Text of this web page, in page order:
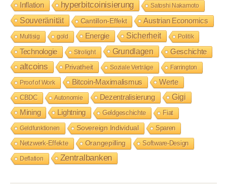
Inflation hyperbitcoinisierung Satoshi Nakamoto
Souveränität Cantillon-Effekt Austrian Economics
Multisig gold Energie Sicherheit Politik
Technologie Strolight Grundlagen Geschichte
altcoins Privatheit Soziale Verträge Farrington
Proof of Work Bitcoin-Maximalismus Werte
CBDC Autonomie Dezentralisierung
Gigi
Mining
Lightning Geldgeschichte Fiat
Geldfunktionen Sovereign Individual
Sparen
Netzwerk-Effekte
Orangepilling Software-Design
Deflation Zentralbanken